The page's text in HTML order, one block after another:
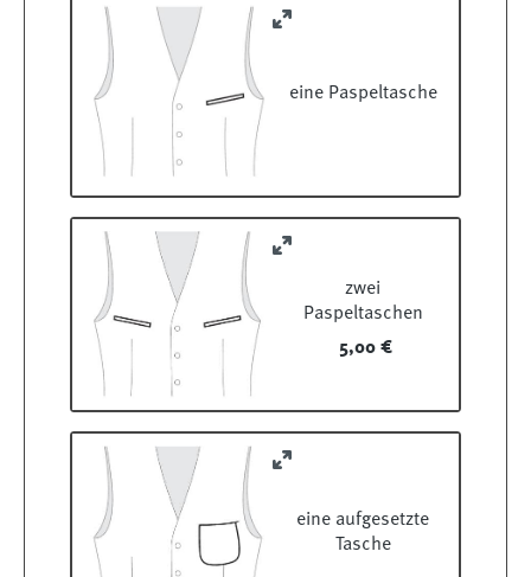
eine Paspeltasche
zwei
Paspeltaschen
5,00 €
eine aufgesetzte
Tasche